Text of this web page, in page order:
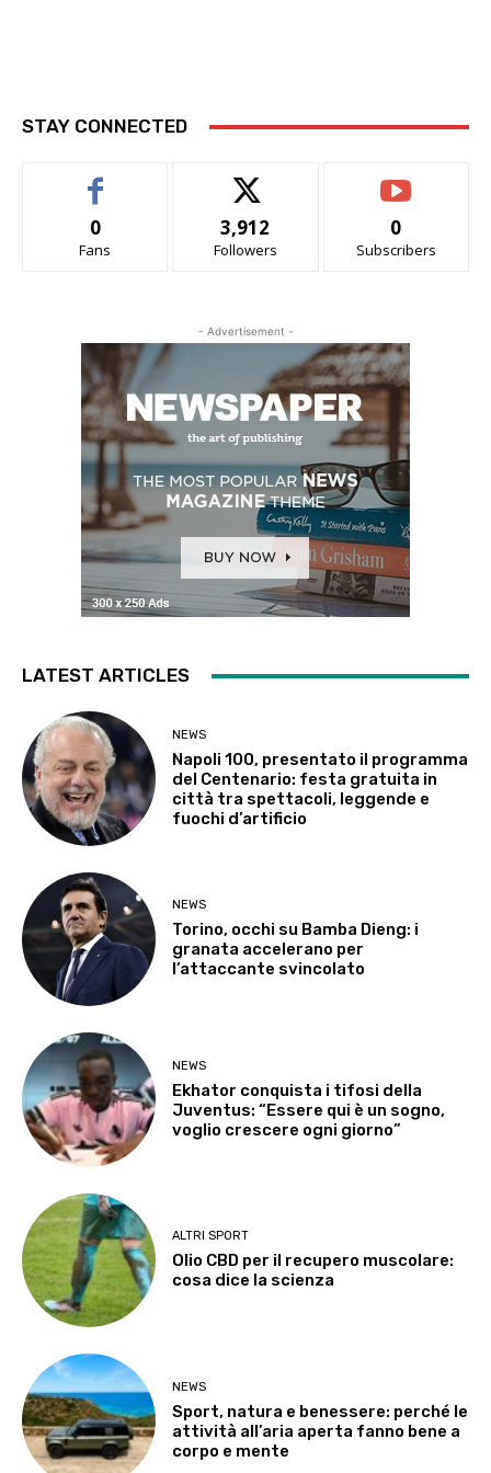
STAY CONNECTED
0
Fans
3,912
Followers
0
Subscribers
- Advertisement -
LATEST ARTICLES
NEWS
Napoli 100, presentato il programma
del Centenario: festa gratuita in
città tra spettacoli, leggende e
fuochi d’artificio
NEWS
Torino, occhi su Bamba Dieng: i
granata accelerano per
l’attaccante svincolato
NEWS
Ekhator conquista i tifosi della
Juventus: “Essere qui è un sogno,
voglio crescere ogni giorno”
ALTRI SPORT
Olio CBD per il recupero muscolare:
cosa dice la scienza
NEWS
Sport, natura e benessere: perché le
attività all’aria aperta fanno bene a
corpo e mente